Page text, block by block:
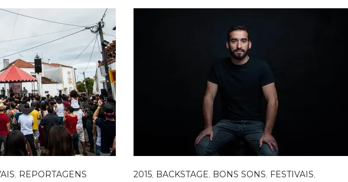
, REPORTAGENS 2015, BACKSTAGE, BONS SONS, FESTIVAIS,